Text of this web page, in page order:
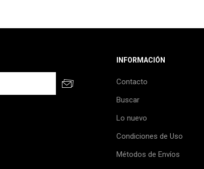
INFORMACIÓN
Contacto
Buscar
Lo nuevo
Condiciones de Uso
Métodos de Envíos